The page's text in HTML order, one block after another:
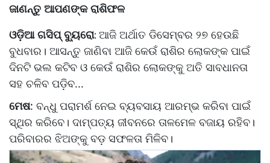
ଜାଣନ୍ତୁ ଆପଣଙ୍କ ରାଶିଫଳ
ଓଡ଼ିଆ ଗସିପ୍ ବ୍ୟୁରୋ: ଆଜି ଅର୍ଥାତ ଡିସେମ୍ବର ୨୭ ହେଉଛି
ବୁଧବାର। ଆସନ୍ତୁ ଜାଣିବା ଆଜି କେଉଁ ରାଶିର ଲୋକଙ୍କ ପାଇଁ
ଦିନଟି ଭଲ କଟିବ ଓ କେଉଁ ରାଶିର ଲୋକଙ୍କୁ ଅତି ସାବଧାନତା
ସହ ଚଳିବ ପଡ଼ିବ...
ମେଷ: ବନ୍ଧୁ ପରାମର୍ଶ ନେଇ ବ୍ୟବସାୟ ଆରମ୍ଭ କରିବା ପାଇଁ
ସ୍ଥିର କରିବେ। ଦାମ୍ପତ୍ୟ ଜୀବନରେ ତାଳମେଳ ବଜାୟ ରହିବ।
ପରିବାରର ଝିଅଙ୍କୁ ବଡ଼ ସଫଳତା ମିଳିବ।